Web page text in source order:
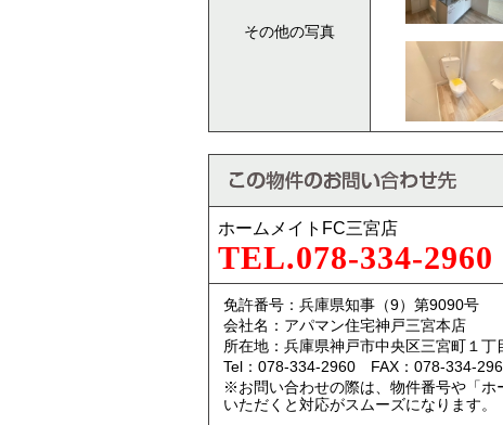
その他の写真
ホームメイトFC三宮店
TEL.078-334-2960
免許番号：兵庫県知事（9）第9090号
会社名：アパマン住宅神戸三宮本店
所在地：兵庫県神戸市中央区三宮町１
Tel：078-334-2960 FAX：078-334-
※お問い合わせの際は、物件番号や「ホ
いただくと対応がスムーズになります。